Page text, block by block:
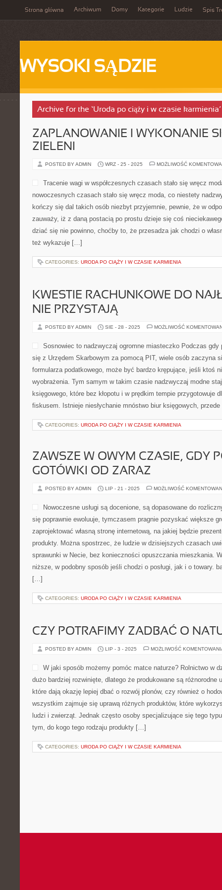
Strona główna Archiwum Domy Kategorie Ludzie Spis
WYSOKI SĄDZIE
Archive for the ‘Uroda po ciąży i w czasie
ZAPLANOWANIE I WYKONANIE
ZIELENI
POSTED BY ADMIN WRZ - 25 - 2025 MOŻLIWOŚĆ
Tracenie wagi w współczesnych czasach stało się wręcz
nowoczesnych czasach stało się wręcz moda, co niestety
kończy się dal takich osób niezbyt przyjemnie, pewnie, że w
zauważy, iż z daną postacią po prostu dzieje się coś
dziać się nie powinno, choćby to, że przesadza jak chodzi o
też wykazuje […]
CATEGORIES: URODA PO CIĄŻY I W CZASIE KARMIENIA
KWESTIE RACHUNKOWE DO
NIE PRZYSTAJĄ
POSTED BY ADMIN SIE - 28 - 2025 MOŻLIWOŚĆ
Sosnowiec to nadzwyczaj ogromne miasteczko Podczas gdy
się z Urzędem Skarbowym za pomocą PIT, wiele osób zaczyna
formularza podatkowego, może być bardzo krępujące, jeśli ktoś
wyobrażenia. Tym samym w takim czasie nadzwyczaj modne
księgowego, które bez kłopotu i w prędkim tempie przygotowuje
fiskusem. Istnieje niesłychanie mnóstwo biur księgowych,
CATEGORIES: URODA PO CIĄŻY I W CZASIE KARMIENIA
ZAWSZE W OWYM CZASIE, GDY
GOTÓWKI OD ZARAZ
POSTED BY ADMIN LIP - 21 - 2025 MOŻLIWOŚĆ
Nowoczesne usługi są docenione, są dopasowane do
się poprawnie ewoluuje, tymczasem pragnie pozyskać większe
zaprojektować własną stronę internetową, na jakiej będzie
produkty. Można spostrzec, że ludzie w dzisiejszych czasach
sprawunki w Necie, bez konieczności opuszczania mieszkania.
niższe, w podobny sposób jeśli chodzi o posługi, jak i o towary.
[…]
CATEGORIES: URODA PO CIĄŻY I W CZASIE KARMIENIA
CZY POTRAFIMY ZADBAĆ O
POSTED BY ADMIN LIP - 3 - 2025 MOŻLIWOŚĆ
W jaki sposób możemy pomóc matce naturze? Rolnictwo w
dużo bardziej rozwinięte, dlatego że produkowane są różnorodne
które dają okazję lepiej dbać o rozwój plonów, czy również o
wszystkim zajmuje się uprawą różnych produktów, które
ludzi i zwierząt. Jednak często osoby specjalizujące się tego
tym, do kogo tego rodzaju produkty […]
CATEGORIES: URODA PO CIĄŻY I W CZASIE KARMIENIA